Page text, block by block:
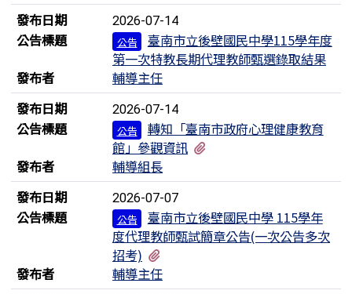
發布日期
2026-07-14
公告標題 公告
臺南市立後壁國民中學115學年度
第一次特教長期代理教師甄選錄取結果
發布者
輔導主任
發布日期
2026-07-14
公告標題 公告
轉知「臺南市政府心理健康教育
館」參觀資訊
發布者
輔導組長
發布日期
2026-07-07
公告標題 公告
臺南市立後壁國民中學 115學年
度代理教師甄試簡章公告(一次公告多次
招考)
發布者
輔導主任